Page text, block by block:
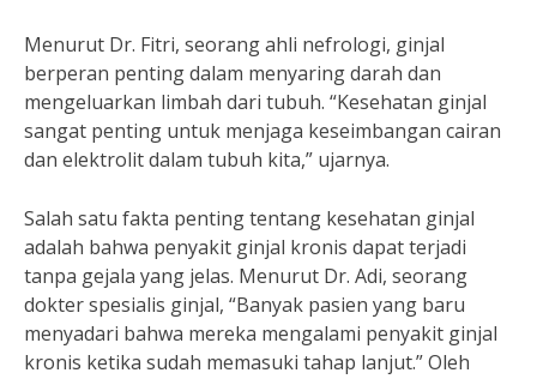
Menurut Dr. Fitri, seorang ahli nefrologi, ginjal
berperan penting dalam menyaring darah dan
mengeluarkan limbah dari tubuh. “Kesehatan ginjal
sangat penting untuk menjaga keseimbangan cairan
dan elektrolit dalam tubuh kita,” ujarnya.
Salah satu fakta penting tentang kesehatan ginjal
adalah bahwa penyakit ginjal kronis dapat terjadi
tanpa gejala yang jelas. Menurut Dr. Adi, seorang
dokter spesialis ginjal, “Banyak pasien yang baru
menyadari bahwa mereka mengalami penyakit ginjal
kronis ketika sudah memasuki tahap lanjut.” Oleh